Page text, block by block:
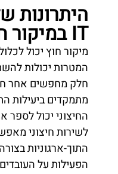
היתרונות
IT במיקור חוץ
מיקור חוץ יכול
המטרות יכולות
חלק מחפשים אחר
מתמקדים ביעילות
החיצוני יכול
לשירות חיצוני
התוך-ארגוניות
הפעילות על